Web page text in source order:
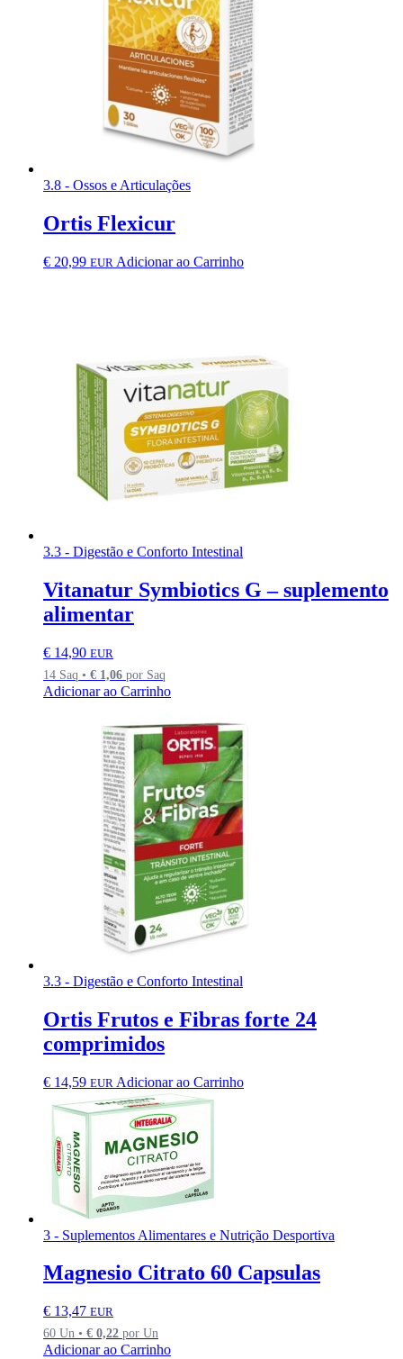
3.8 - Ossos e Articulações
Ortis Flexicur
€ 20,99 EUR Adicionar ao Carrinho
3.3 - Digestão e Conforto Intestinal
Vitanatur Symbiotics G – suplemento
alimentar
€ 14,90 EUR
14 Saq • € 1,06 por Saq
Adicionar ao Carrinho
3.3 - Digestão e Conforto Intestinal
Ortis Frutos e Fibras forte 24
comprimidos
€ 14,59 EUR Adicionar ao Carrinho
3 - Suplementos Alimentares e Nutrição Desportiva
Magnesio Citrato 60 Capsulas
€ 13,47 EUR
60 Un • € 0,22 por Un
Adicionar ao Carrinho